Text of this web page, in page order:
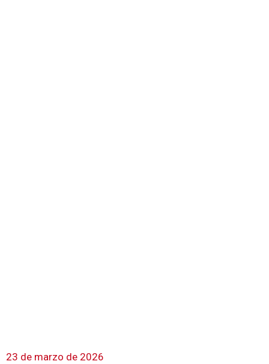
23 de marzo de 2026